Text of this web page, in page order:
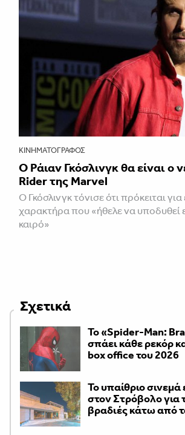
ΚΙΝΗΜΑΤΟΓΡΆΦΟΣ
Ο Ράιαν Γκόσλινγκ θα είναι ο
Rider της Marvel
Ο Γκόσλινγκ τόνισε ότι πρόκειται
χαρακτήρα που «ήθελε να υποδυθεί
καιρό»
Σχετικά
Το «Spider-Man:
σπάει κάθε ρεκόρ
box office του 2026
Το υπαίθριο σινεμά
στον Στρόβολο για
βραδιές κάτω από